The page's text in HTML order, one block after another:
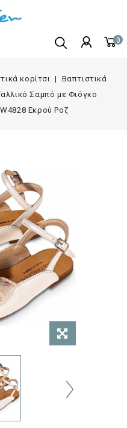
0
κορίτσι
Βαπτιστικά
Σαμπό με Φιόγκο
Εκρού Ροζ